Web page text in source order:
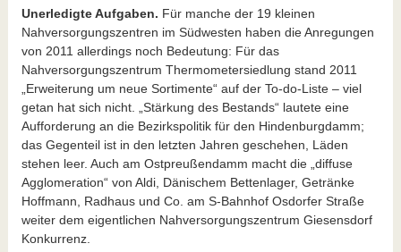
Unerledigte Aufgaben. Für manche der 19 kleinen
Nahversorgungszentren im Südwesten haben die Anregungen
von 2011 allerdings noch Bedeutung: Für das
Nahversorgungszentrum Thermometersiedlung stand 2011
„Erweiterung um neue Sortimente“ auf der To-do-Liste – viel
getan hat sich nicht. „Stärkung des Bestands“ lautete eine
Aufforderung an die Bezirkspolitik für den Hindenburgdamm;
das Gegenteil ist in den letzten Jahren geschehen, Läden
stehen leer. Auch am Ostpreußendamm macht die „diffuse
Agglomeration“ von Aldi, Dänischem Bettenlager, Getränke
Hoffmann, Radhaus und Co. am S-Bahnhof Osdorfer Straße
weiter dem eigentlichen Nahversorgungszentrum Giesensdorf
Konkurrenz.